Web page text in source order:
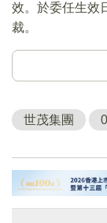
效。於委任生效
裁。
世茂集團